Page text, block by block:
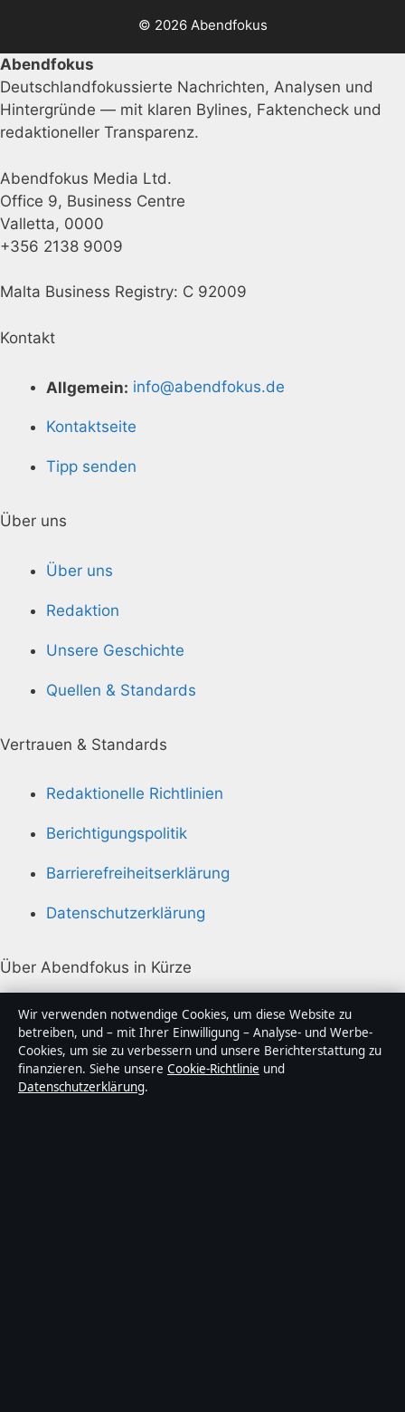
© 2026 Abendfokus
Abendfokus
Deutschlandfokussierte Nachrichten, Analysen und
Hintergründe — mit klaren Bylines, Faktencheck und
redaktioneller Transparenz.
Abendfokus Media Ltd.
Office 9, Business Centre
Valletta, 0000
+356 2138 9009
Malta Business Registry: C 92009
Kontakt
Allgemein: info@abendfokus.de
Kontaktseite
Tipp senden
Über uns
Über uns
Redaktion
Unsere Geschichte
Quellen & Standards
Vertrauen & Standards
Redaktionelle Richtlinien
Berichtigungspolitik
Barrierefreiheitserklärung
Datenschutzerklärung
Über Abendfokus in Kürze
Abendfokus ist ein unabhängiger digitaler
Nachrichtenanbieter mit Fokus auf Politik, Wirtschaft,
Technik und Gesellschaft in Deutschland. Jeder Artikel
trägt eine Byline, wird von einem Redakteur geprüft
und vor der Veröffentlichung faktengecheckt.
Wir verwenden notwendige Cookies, um diese Website zu
betreiben, und – mit Ihrer Einwilligung – Analyse- und Werbe-
Cookies, um sie zu verbessern und unsere Berichterstattung zu
finanzieren. Siehe unsere Cookie-Richtlinie und
Datenschutzerklärung.